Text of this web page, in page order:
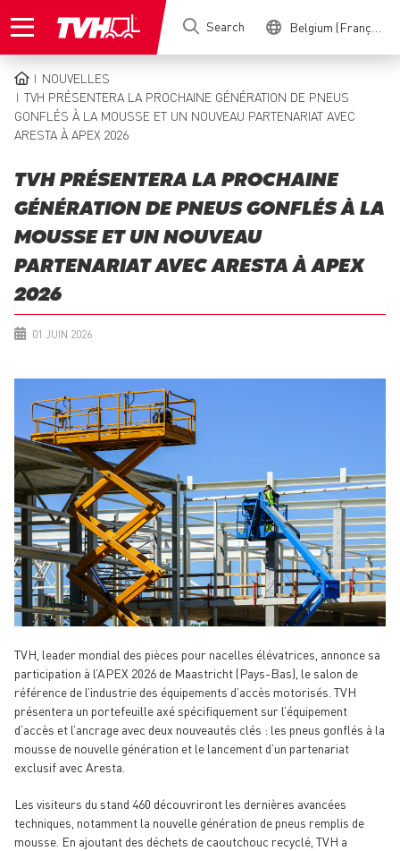
to
Search Belgium (Français)
BREADCRUMB
NOUVELLES
TVH PRÉSENTERA LA PROCHAINE GÉNÉRATION DE PNEUS
GONFLÉS À LA MOUSSE ET UN NOUVEAU PARTENARIAT AVEC
ARESTA À APEX 2026
TVH PRÉSENTERA LA PROCHAINE
GÉNÉRATION DE PNEUS GONFLÉS À LA
MOUSSE ET UN NOUVEAU
PARTENARIAT AVEC ARESTA À APEX
2026
01 JUIN 2026
TVH, leader mondial des pièces pour nacelles élévatrices, annonce sa
participation à l’APEX 2026 de Maastricht (Pays-Bas), le salon de
référence de l’industrie des équipements d’accès motorisés. TVH
présentera un portefeuille axé spécifiquement sur l’équipement
d’accès et l’ancrage avec deux nouveautés clés : les pneus gonflés à la
mousse de nouvelle génération et le lancement d’un partenariat
exclusif avec Aresta.
Les visiteurs du stand 460 découvriront les dernières avancées
techniques, notamment la nouvelle génération de pneus remplis de
mousse. En ajoutant des déchets de caoutchouc recyclé, TVH a